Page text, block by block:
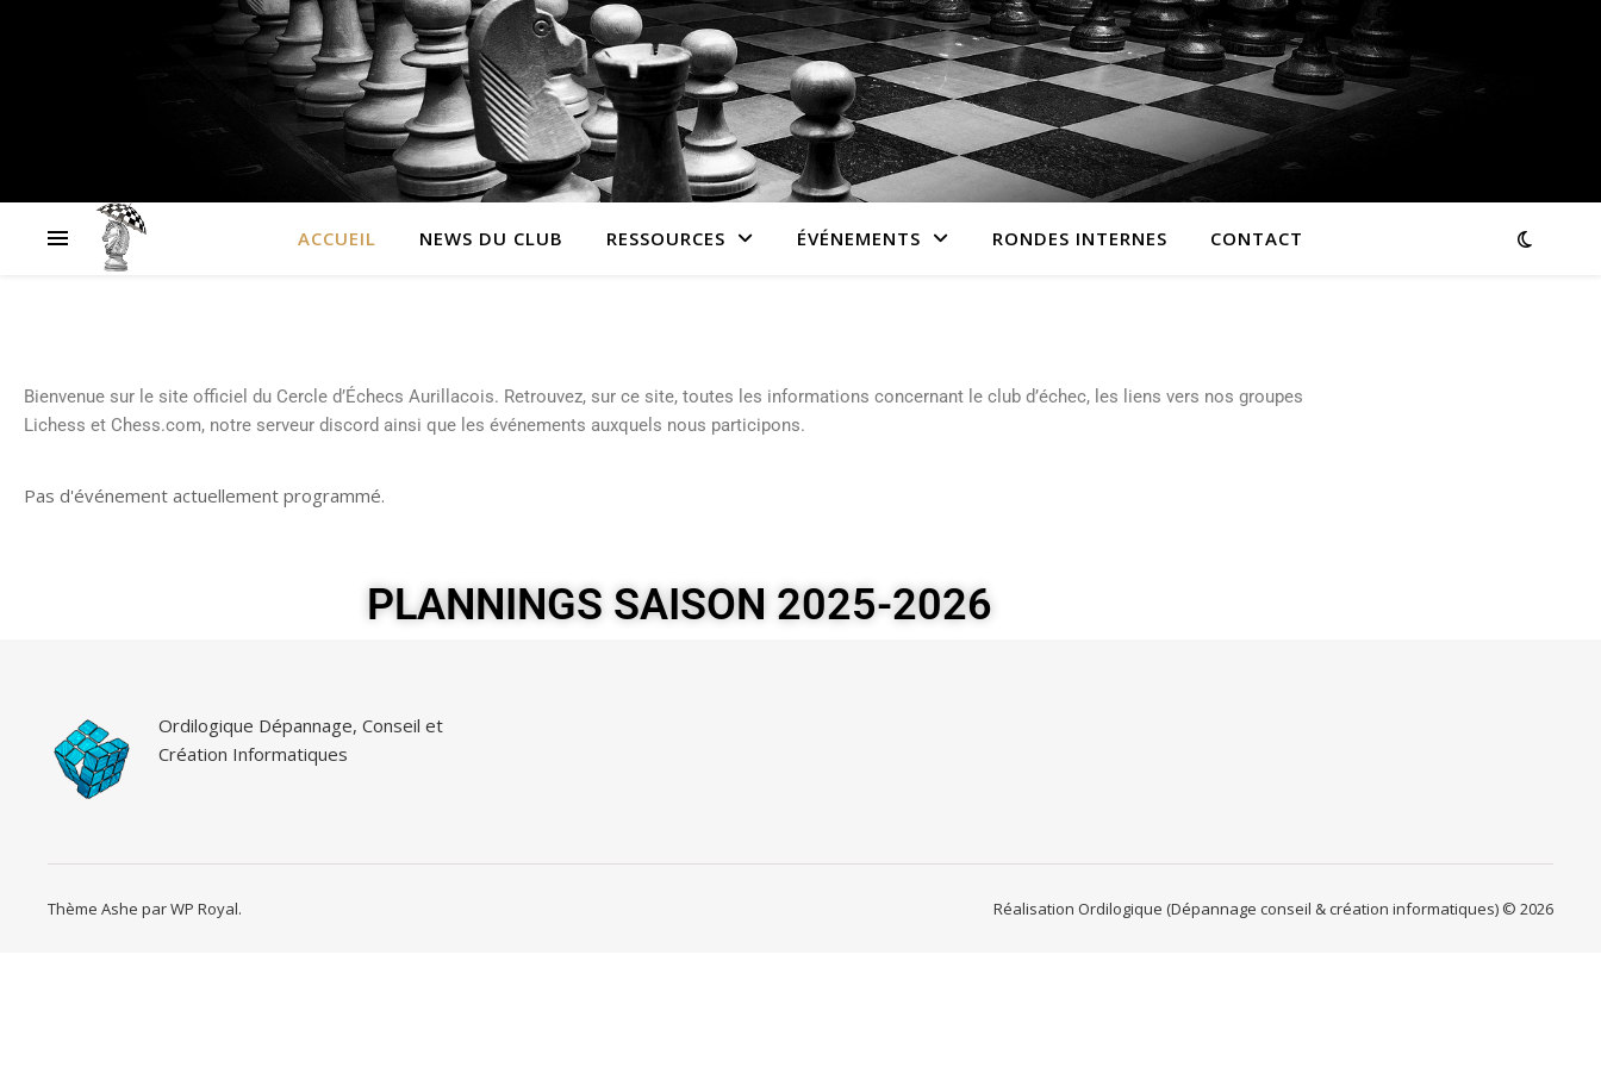
ACCUEIL NEWS DU CLUB RESSOURCES ÉVÉNEMENTS RONDES INTERNES CONTACT
Bienvenue sur le site officiel du Cercle d’Échecs Aurillacois. Retrouvez, sur ce site, toutes les informations concernant le club d’échec, les liens vers nos groupes
Lichess et Chess.com, notre serveur discord ainsi que les événements auxquels nous participons.
Pas d'événement actuellement programmé.
PLANNINGS SAISON 2025-2026
Ordilogique Dépannage, Conseil et
Création Informatiques
Réalisation Ordilogique (Dépannage conseil & création informatiques) © 2026
Thème Ashe parWP Royal.